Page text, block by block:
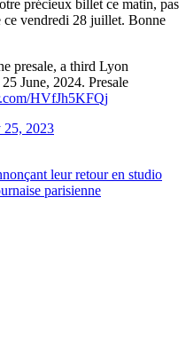
précieux billet ce matin, pas
vendredi 28 juillet. Bonne
presale, a third Lyon
June, 2024. Presale
HVfJh5KFQj
25, 2023
leur retour en studio
parisienne